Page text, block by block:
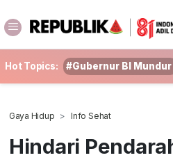
Hot Topics: #Gubernur BI Mundur
Gaya Hidup Info Sehat
Hindari